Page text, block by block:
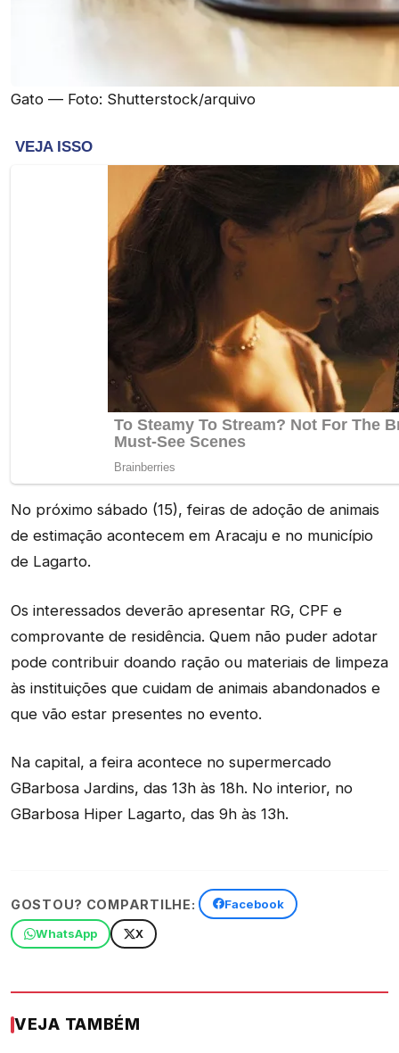
Gato — Foto: Shutterstock/arquivo
No próximo sábado (15), feiras de adoção de animais
de estimação acontecem em Aracaju e no município
de Lagarto.
Os interessados deverão apresentar RG, CPF e
comprovante de residência. Quem não puder adotar
pode contribuir doando ração ou materiais de limpeza
às instituições que cuidam de animais abandonados e
que vão estar presentes no evento.
Na capital, a feira acontece no supermercado
GBarbosa Jardins, das 13h às 18h. No interior, no
GBarbosa Hiper Lagarto, das 9h às 13h.
GOSTOU? COMPARTILHE: Facebook
WhatsApp X
VEJA TAMBÉM